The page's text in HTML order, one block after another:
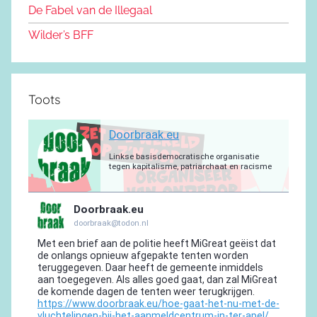
De Fabel van de Illegaal
Wilder’s BFF
Toots